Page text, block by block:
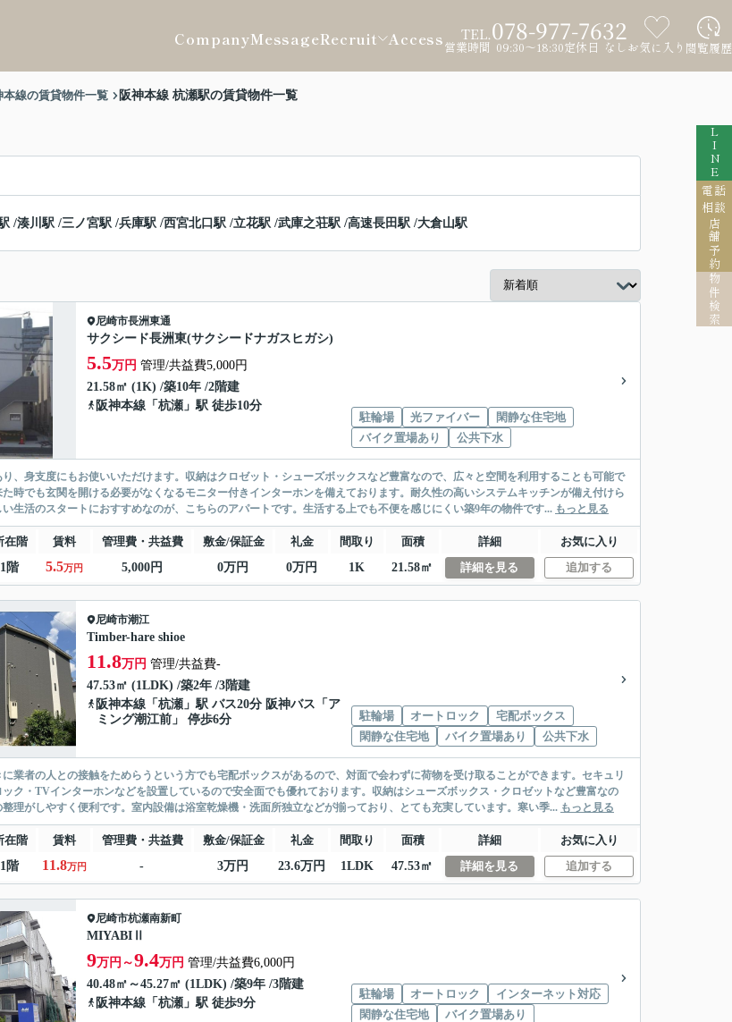
CompanyMessageRecruit Access TEL.078-977-7632
営業時間 09:30～18:30定休日 なし お気に入り 閲覧履歴
LINE
電話
相談
店舗予約
物件検索
本線の賃貸物件一覧 阪神本線 杭瀬駅の賃貸物件一覧
/湊川駅 /三ノ宮駅 /兵庫駅 /西宮北口駅 /立花駅 /武庫之荘駅 /高速長田駅 /大倉山駅
尼崎市長洲東通
サクシード長洲東(サクシードナガスヒガシ)
5.5万円 管理/共益費5,000円
21.58㎡ (1K) /築10年 /2階建
阪神本線 「 杭瀬 」駅 徒歩10分
駐輪場
光ファイバー
閑静な住宅地
バイク置場あり
公共下水
、身支度にもお使いいただけます。収納はクロゼット・シューズボックスなど豊富なので、広々と空間を利用することも可能で
時でも玄関を開ける必要がなくなるモニター付きインターホンを備えております。耐久性の高いシステムキッチンが備え付けら
生活のスタートにおすすめなのが、こちらのアパートです。生活する上でも不便を感じにくい築9年の物件です... もっと見る
在階 賃料 管理費・共益費 敷金/保証金 礼金 間取り 面積 詳細
お気に入り
1階 5.5万円 5,000円 0万円 0万円 1K 21.58㎡ 詳細を見る 追加する
尼崎市潮江
Timber-hare shioe
11.8万円 管理/共益費-
47.53㎡ (1LDK) /築2年 /3階建
阪神本線 「 杭瀬 」駅 バス20分 阪神バス「ア
ミング潮江前」 停歩6分
駐輪場 オートロック
宅配ボックス
閑静な住宅地
バイク置場あり 公共下水
業者の人との接触をためらうという方でも宅配ボックスがあるので、対面で会わずに荷物を受け取ることができます。セキュリ
ク・TVインターホンなどを設置しているので安全面でも優れております。収納はシューズボックス・クロゼットなど豊富なの
理がしやすく便利です。室内設備は浴室乾燥機・洗面所独立などが揃っており、とても充実しています。寒い季... もっと見る
在階 賃料 管理費・共益費 敷金/保証金 礼金 間取り 面積 詳細
お気に入り
1階 11.8万円 - 3万円 23.6万円 1LDK 47.53㎡ 詳細を見る 追加する
尼崎市杭瀬南新町
MIYABIⅡ
9万円～9.4万円 管理/共益費6,000円
40.48㎡～45.27㎡ (1LDK) /築9年 /3階建
阪神本線 「 杭瀬 」駅 徒歩9分
駐輪場 オートロック
インターネット対応
閑静な住宅地
バイク置場あり